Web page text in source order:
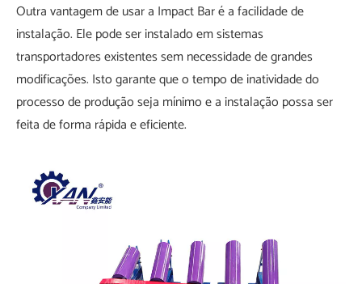
Outra vantagem de usar a Impact Bar é a facilidade de
instalação. Ele pode ser instalado em sistemas
transportadores existentes sem necessidade de grandes
modificações. Isto garante que o tempo de inatividade do
processo de produção seja mínimo e a instalação possa ser
feita de forma rápida e eficiente.